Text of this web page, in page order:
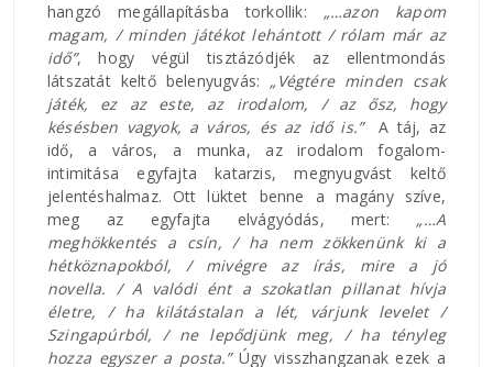
hangzó megállapításba torkollik: „…azon kapom
magam, / minden játékot lehántott / rólam már az
idő”, hogy végül tisztázódjék az ellentmondás
látszatát keltő belenyugvás: „Végtére minden csak
játék, ez az este, az irodalom, / az ősz, hogy
késésben vagyok, a város, és az idő is.”
A táj, az
idő, a város, a munka, az irodalom fogalom-
intimitása egyfajta katarzis, megnyugvást keltő
jelentéshalmaz. Ott lüktet benne a magány szíve,
meg az egyfajta elvágyódás, mert: „…A
meghökkentés a csín, / ha nem zökkenünk ki a
hétköznapokból, / mivégre az írás, mire a jó
novella. / A valódi ént a szokatlan pillanat hívja
életre, / ha kilátástalan a lét, várjunk levelet /
Szingapúrból, / ne lepődjünk meg, / ha tényleg
hozza egyszer a posta.”Úgy visszhangzanak ezek a